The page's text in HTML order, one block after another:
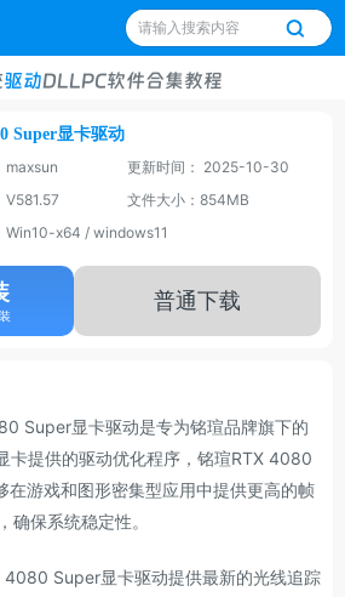
驱动DLLPC软件合集教程
Super显卡驱动
maxsun
更新时间： 2025-10-30
V581.57
文件大小：854MB
Win10-x64 / windows11
普通下载
显卡驱动是专为铭瑄品牌旗下的
卡提供的驱动优化程序，铭瑄RTX 4080
在游戏和图形密集型应用中提供更高的帧
确保系统稳定性。
Super显卡驱动提供最新的光线追踪